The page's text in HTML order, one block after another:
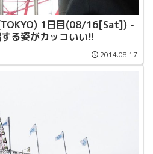
1日目(08/16[Sat]) -
る姿がカッコいい!!
2014.08.17